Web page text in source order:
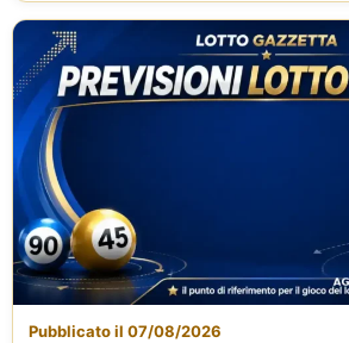
Pubblicato il 07/08/2026